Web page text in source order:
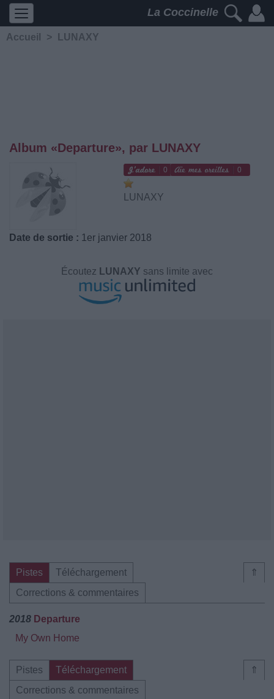
La Coccinelle
Accueil > LUNAXY
Album «Departure», par LUNAXY
0 0
LUNAXY
Date de sortie : 1er janvier 2018
Écoutez LUNAXY sans limite avec
⇑
Pistes
Téléchargement
Corrections & commentaires
2018 Departure
My Own Home
⇑
Pistes
Téléchargement
Corrections & commentaires